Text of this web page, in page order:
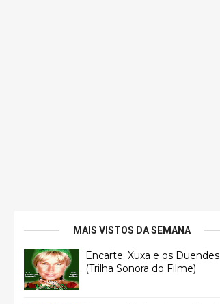
MAIS VISTOS DA SEMANA
Encarte: Xuxa e os Duendes
(Trilha Sonora do Filme)